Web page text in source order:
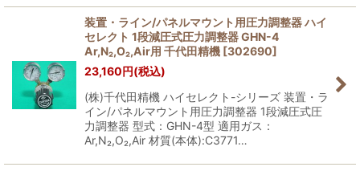
装置・ライン/パネルマウント用圧力調整器 ハイ
セレクト 1段減圧式圧力調整器 GHN-4
Ar,N₂,O₂,Air用 千代田精機 [302690]
23,160円(税込)
(株)千代田精機 ハイセレクト-シリーズ 装置・ラ
イン/パネルマウント用圧力調整器 1段減圧式圧
力調整器 型式：GHN-4型 適用ガス：
Ar,N₂,O₂,Air 材質(本体):C3771…